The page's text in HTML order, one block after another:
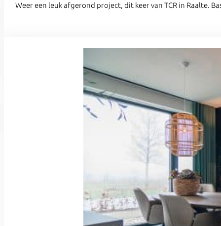
Weer een leuk afgerond project, dit keer van TCR in Raalte.